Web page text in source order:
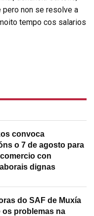
non se resolve a
tempo cos salarios
convoca
o 7 de agosto para
con
dignas
do SAF de Muxía
os problemas na